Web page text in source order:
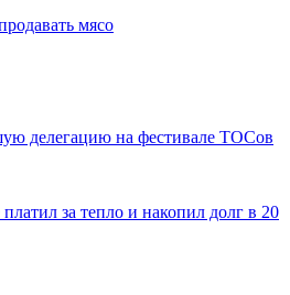
мясо
делегацию на фестивале ТОСов
за тепло и накопил долг в 20